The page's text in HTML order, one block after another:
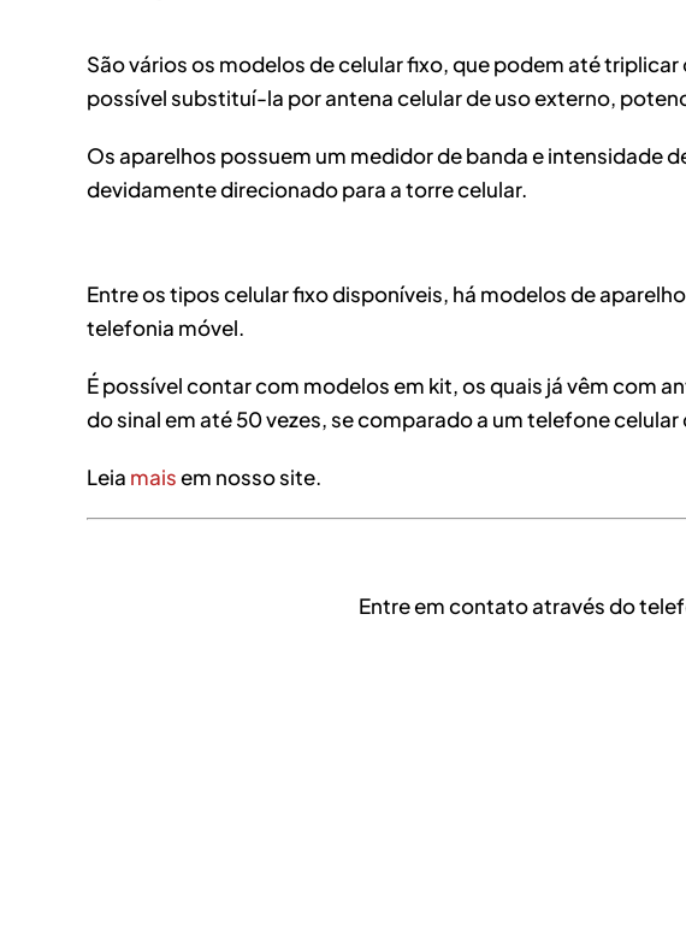
São vários os modelos de celular fixo, que podem até
possível substituí-la por antena celular de uso externo,
Os aparelhos possuem um medidor de banda e intensidade
devidamente direcionado para a torre celular.
Entre os tipos celular fixo disponíveis, há modelos de
telefonia móvel.
É possível contar com modelos em kit, os quais já vêm com
do sinal em até 50 vezes, se comparado a um telefone
Leia maisem nosso site.
Entre em contato através do